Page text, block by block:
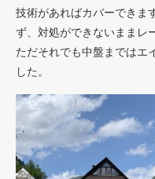
技術があればカバーできま
ず、 対処ができないままレ
ただそれでも中盤まではエ
した。